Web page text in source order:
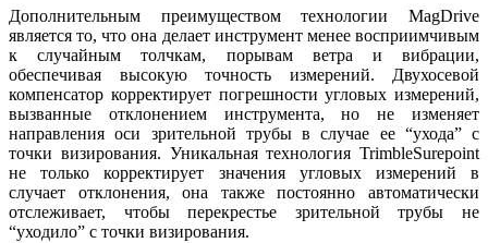
Дополнительным преимуществом технологии MagDrive
является то, что она делает инструмент менее восприимчивым
к случайным толчкам, порывам ветра и вибрации,
обеспечивая высокую точность измерений. Двухосевой
компенсатор корректирует погрешности угловых измерений,
вызванные отклонением инструмента, но не изменяет
направления оси зрительной трубы в случае ее “ухода” с
точки визирования. Уникальная технология TrimbleSurepoint
не только корректирует значения угловых измерений в
случает отклонения, она также постоянно автоматически
отслеживает, чтобы перекрестье зрительной трубы не
“уходило” с точки визирования.